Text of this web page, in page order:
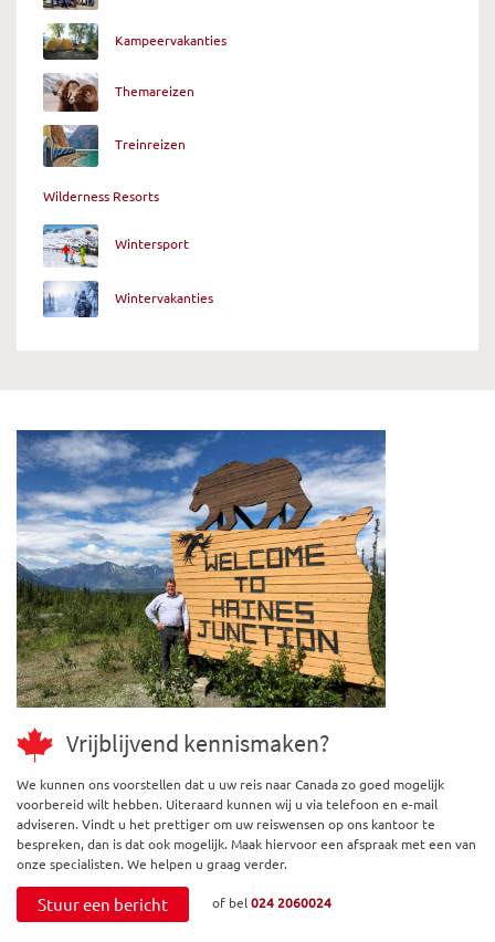
Kampeervakanties
Themareizen
Treinreizen
Wilderness Resorts
Wintersport
Wintervakanties
Vrijblijvend kennismaken?
We kunnen ons voorstellen dat u uw reis naar Canada zo goed mogelijk
voorbereid wilt hebben. Uiteraard kunnen wij u via telefoon en e-mail
adviseren. Vindt u het prettiger om uw reiswensen op ons kantoor te
bespreken, dan is dat ook mogelijk. Maak hiervoor een afspraak met een van
onze specialisten. We helpen u graag verder.
Stuur een bericht of bel024 2060024